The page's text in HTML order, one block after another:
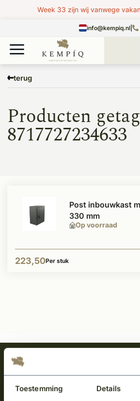
Toestemming Details
Week 33 zijn wij vanwege
info@kempiq.nl
terug
8717727234633
Producten
8717727234633
Op voorraad
Post inbouwkast
330 mm
223,50Per stuk
Meld je aan en ontvang het
over onze kempische
Aanmelden voor de nieuwsbrief